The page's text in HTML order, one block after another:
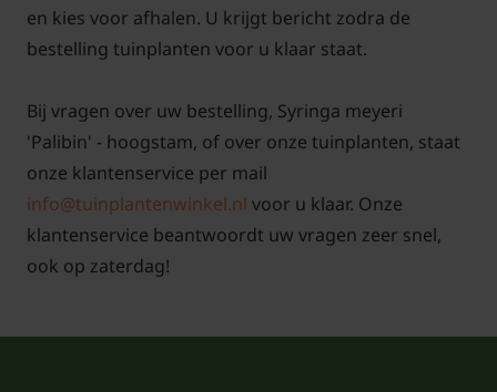
en kies voor afhalen. U krijgt bericht zodra de
bestelling tuinplanten voor u klaar staat.
Bij vragen over uw bestelling, Syringa meyeri
'Palibin' - hoogstam, of over onze tuinplanten, staat
onze klantenservice per mail
info@tuinplantenwinkel.nl voor u klaar. Onze
klantenservice beantwoordt uw vragen zeer snel,
ook op zaterdag!